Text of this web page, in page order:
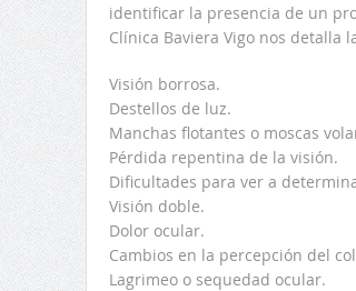
identificar la presencia de un
Clínica Baviera Vigo nos detalla
Visión borrosa.
Destellos de luz.
Manchas flotantes o moscas
Pérdida repentina de la visión.
Dificultades para ver a
Visión doble.
Dolor ocular.
Cambios en la percepción del
Lagrimeo o sequedad ocular.